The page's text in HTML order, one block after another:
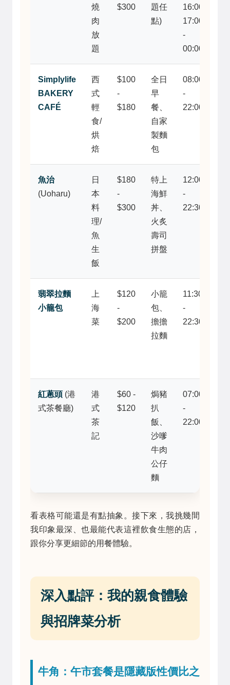
燒
肉
放
題
$300
題任
點)
16:00;
17:00
-
00:00
Simplylife
BAKERY
CAFÉ
西
式
輕
食/
烘
焙
$100
-
$180
全日
早
餐、
自家
製麵
包
08:00
-
22:00
魚治
(Uoharu)
日
本
料
理/
魚
生
飯
$180
-
$300
特上
海鮮
丼、
火炙
壽司
拼盤
12:00
-
22:30
翡翠拉麵
小籠包
上
海
菜
$120
-
$200
小籠
包、
擔擔
拉麵
11:30
-
22:30
紅蔥頭 (港
式茶餐廳)
港
式
茶
記
$60 -
$120
焗豬
扒
飯、
沙嗲
牛肉
公仔
麵
07:00
-
22:00
看表格可能還是有點抽象。接下來，我挑幾間
我印象最深、也最能代表這裡飲食生態的店，
跟你分享更細節的用餐體驗。
深入點評：我的親食體驗
與招牌菜分析
牛角：午市套餐是隱藏版性價比之